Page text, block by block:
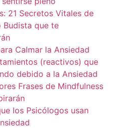
21 Secretos Vitales de
Budista que te
Calmar la Ansiedad
(reactivos) que
debido a la Ansiedad
Frases de Mindfulness
los Psicólogos usan